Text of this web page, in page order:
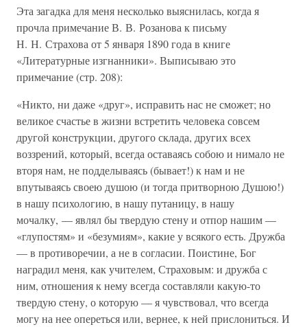
Эта загадка для меня несколько выяснилась, когда я
прочла примечание В. В. Розанова к письму
Н. Н. Страхова от 5 января 1890 года в книге
«Литературные изгнанники». Выписываю это
примечание (стр. 208):
«Никто, ни даже «друг», исправить нас не сможет; но
великое счастье в жизни встретить человека совсем
другой конструкции, другого склада, других всех
воззрений, который, всегда оставаясь собою и нимало не
вторя нам, не подделываясь (бывает!) к нам и не
впутываясь своею душою (и тогда притворною Душою!)
в нашу психологию, в нашу путаницу, в нашу
мочалку, — являл бы твердую стену и отпор нашим —
«глупостям» и «безумиям», какие у всякого есть. Дружба
— в противоречии, а не в согласии. Поистине, Бог
наградил меня, как учителем, Страховым: и дружба с
ним, отношения к нему всегда составляли какую-то
твердую стену, о которую — я чувствовал, что всегда
могу на нее опереться или, вернее, к ней прислониться. И